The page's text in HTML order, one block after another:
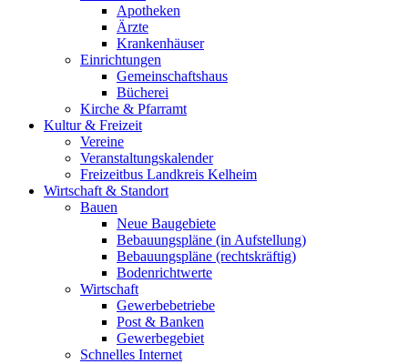
Apotheken
Ärzte
Krankenhäuser
Einrichtungen
Gemeinschaftshaus
Bücherei
Kirche & Pfarramt
Kultur & Freizeit
Vereine
Veranstaltungskalender
Freizeitbus Landkreis Kelheim
Wirtschaft & Standort
Bauen
Neue Baugebiete
Bebauungspläne (in Aufstellung)
Bebauungspläne (rechtskräftig)
Bodenrichtwerte
Wirtschaft
Gewerbebetriebe
Post & Banken
Gewerbegebiet
Schnelles Internet